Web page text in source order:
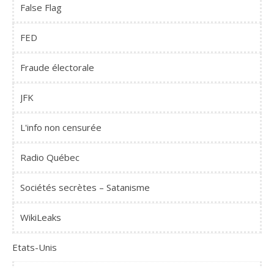
False Flag
FED
Fraude électorale
JFK
L'info non censurée
Radio Québec
Sociétés secrètes – Satanisme
WikiLeaks
Etats-Unis